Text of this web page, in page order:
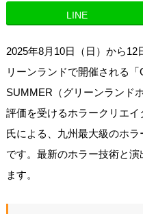
LINE
2025年8月10日（日）から
リーンランドで開催される
SUMMER（グリーンランド
評価を受けるホラークリエ
氏による、九州最大級のホ
です。最新のホラー技術と
ます。